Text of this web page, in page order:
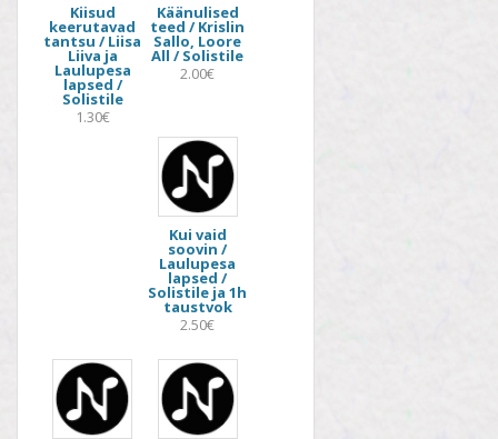
Kiisud
keerutavad
tantsu / Liisa
Liiva ja
Laulupesa
lapsed /
Solistile
1.30€
Käänulised
teed / Krislin
Sallo, Loore
All / Solistile
2.00€
Kui vaid
soovin /
Laulupesa
lapsed /
Solistile ja 1h
taustvok
2.50€